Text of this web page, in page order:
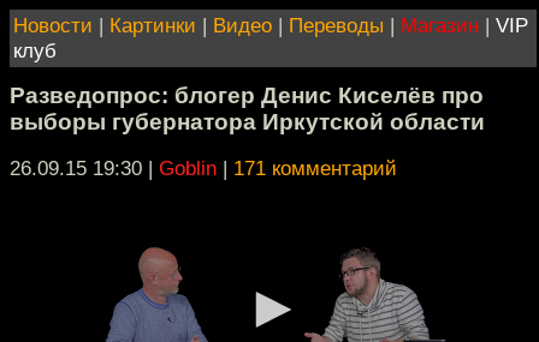
Новости | Картинки | Видео | Переводы | Магазин | VIP
клуб
Разведопрос: блогер Денис Киселёв про
выборы губернатора Иркутской области
26.09.15 19:30 | Goblin | 171 комментарий